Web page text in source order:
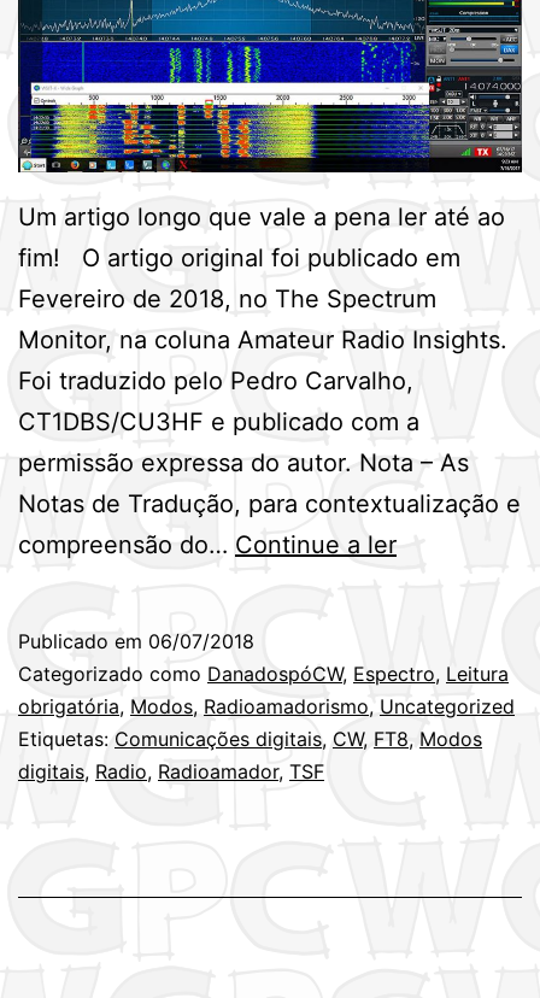
Um artigo longo que vale a pena ler até ao
fim! O artigo original foi publicado em
Fevereiro de 2018, no The Spectrum
Monitor, na coluna Amateur Radio Insights.
Foi traduzido pelo Pedro Carvalho,
CT1DBS/CU3HF e publicado com a
permissão expressa do autor. Nota – As
Notas de Tradução, para contextualização e
compreensão do… Continue a lerO
K1JT,
destruiu,
o
Publicado em 06/07/2018
Categorizado como DanadospóCW, Espectro, Leitura
obrigatória, Modos, Radioamadorismo, Uncategorized
Etiquetas: Comunicações digitais, CW, FT8, Modos
digitais, Radio, Radioamador, TSF